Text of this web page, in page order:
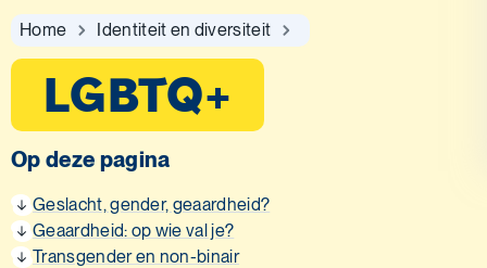
Home Identiteit en diversiteit
LGBTQ+
Op deze pagina
Geslacht, gender, geaardheid?
Geaardheid: op wie val je?
Transgender en non-binair